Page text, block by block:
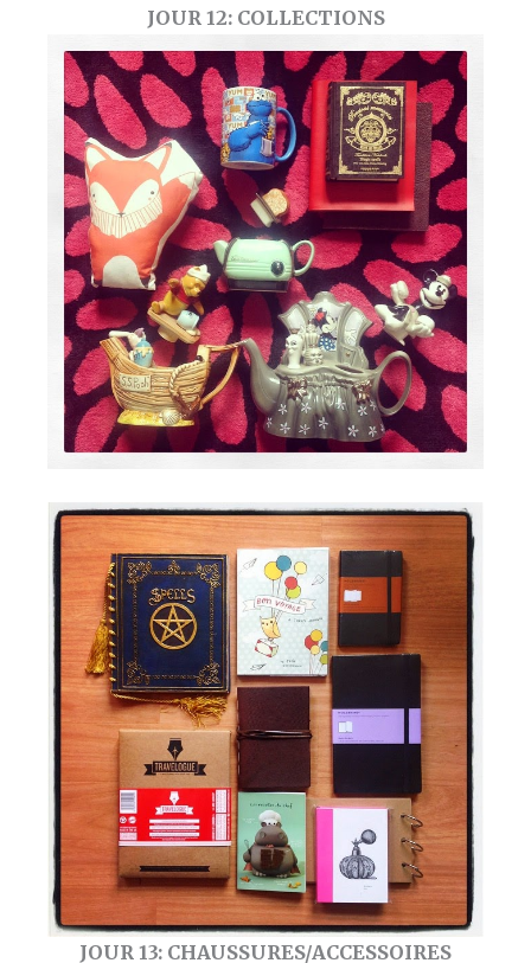
JOUR 12: COLLECTIONS
JOUR 13: CHAUSSURES/ACCESSOIRES